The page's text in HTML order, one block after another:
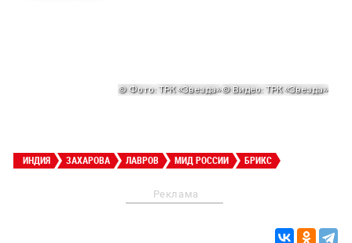
ИНДИЯ ЗАХАРОВА ЛАВРОВ МИД РОССИИ БРИКС
Реклама